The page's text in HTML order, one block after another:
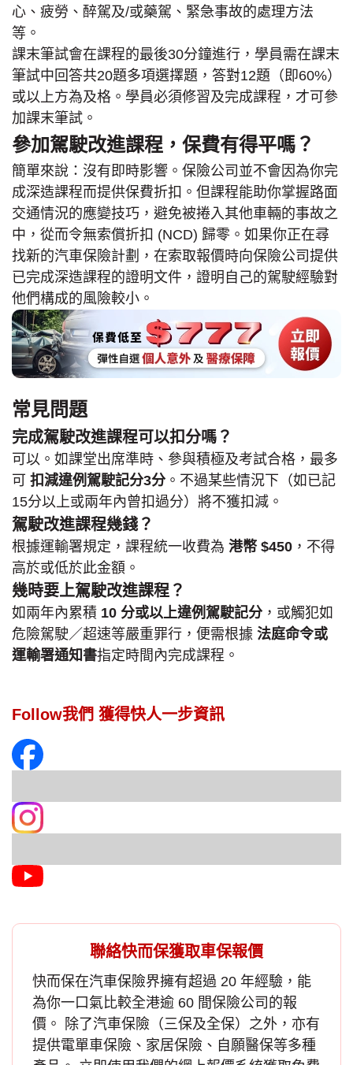
心、疲勞、醉駕及/或藥駕、緊急事故的處理方法
等。
課末筆試會在課程的最後30分鐘進行，學員需在課末
筆試中回答共20題多項選擇題，答對12題（即60%）
或以上方為及格。學員必須修習及完成課程，才可參
加課末筆試。
參加駕駛改進課程，保費有得平嗎？
簡單來說：沒有即時影響。保險公司並不會因為你完
成深造課程而提供保費折扣。但課程能助你掌握路面
交通情況的應變技巧，避免被捲入其他車輛的事故之
中，從而令無索償折扣 (NCD) 歸零。如果你正在尋
找新的汽車保險計劃，在索取報價時向保險公司提供
已完成深造課程的證明文件，證明自己的駕駛經驗對
他們構成的風險較小。
常見問題
完成駕駛改進課程可以扣分嗎？
可以。如課堂出席準時、參與積極及考試合格，最多
可 扣減違例駕駛記分3分 。不過某些情況下（如已記
15分以上或兩年內曾扣過分）將不獲扣減。
駕駛改進課程幾錢？
根據運輸署規定，課程統一收費為 港幣 $450 ，不得
高於或低於此金額。
幾時要上駕駛改進課程？
如兩年內累積 10 分或以上違例駕駛記分 ，或觸犯如
危險駕駛／超速等嚴重罪行，便需根據 法庭命令或
運輸署通知書指定時間內完成課程。
Follow我們 獲得快人一步資訊
聯絡快而保獲取車保報價
快而保在汽車保險界擁有超過 20 年經驗，能
為你一口氣比較全港逾 60 間保險公司的報
價。 除了汽車保險 （三保及全保）之外，亦有
提供電單車保險、家居保險、自願醫保等多種